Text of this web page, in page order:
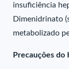
insuficiência
Dimenidrinato
metabolizado
Precauções do